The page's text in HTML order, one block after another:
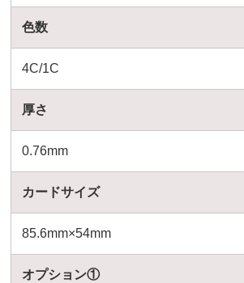
色数
4C/1C
厚さ
0.76mm
カードサイズ
85.6mm×54mm
オプション①